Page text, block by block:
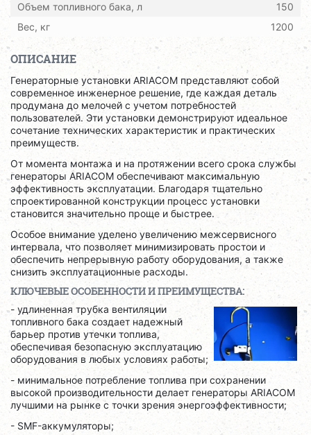
Объем топливного бака, л
150
Вес, кг
1200
ОПИСАНИЕ
Генераторные установки ARIACOM представляют собой
современное инженерное решение, где каждая деталь
продумана до мелочей с учетом потребностей
пользователей. Эти установки демонстрируют идеальное
сочетание технических характеристик и практических
преимуществ.
От момента монтажа и на протяжении всего срока службы
генераторы ARIACOM обеспечивают максимальную
эффективность эксплуатации. Благодаря тщательно
спроектированной конструкции процесс установки
становится значительно проще и быстрее.
Особое внимание уделено увеличению межсервисного
интервала, что позволяет минимизировать простои и
обеспечить непрерывную работу оборудования, а также
снизить эксплуатационные расходы.
КЛЮЧЕВЫЕ ОСОБЕННОСТИ И ПРЕИМУЩЕСТВА:
- удлиненная трубка вентиляции
топливного бака создает надежный
барьер против утечки топлива,
обеспечивая безопасную эксплуатацию
оборудования в любых условиях работы;
- минимальное потребление топлива при сохранении
высокой производительности делает генераторы ARIACOM
лучшими на рынке с точки зрения энергоэффективности;
- SMF-аккумуляторы;